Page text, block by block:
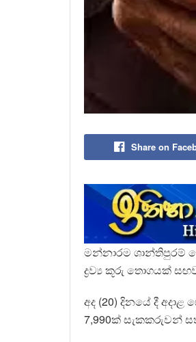
Share on
මන්නාරම ශාන්තිපුරම්
ද්‍රව්‍ය කූරු තොගයක්
අද (20) දිනයේ දී
7,990ක් සැකකරුවන්